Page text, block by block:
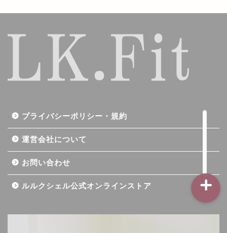
プライバシーポリシー・規約
運営会社について
お問い合わせ
ルルクシェル公式オンラインストア
記事一覧
ナイトブラの基礎知識